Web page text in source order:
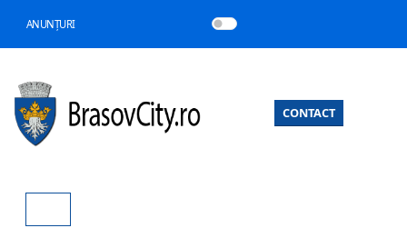
ANUNȚURI
CONTACT